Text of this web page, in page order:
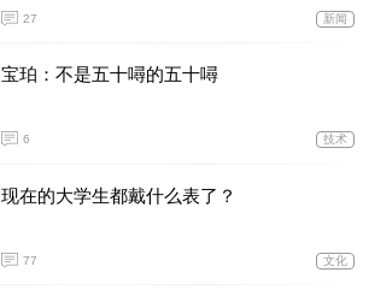
27 新闻
宝珀：不是五十噚的五十噚
6 技术
现在的大学生都戴什么表了？
77 文化